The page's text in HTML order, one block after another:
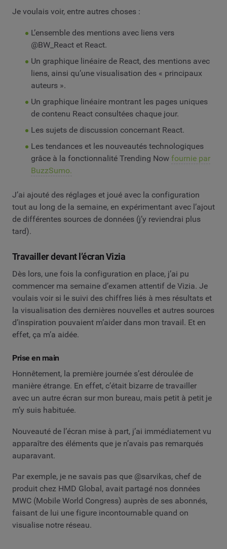
Je voulais voir, entre autres choses :
L’ensemble des mentions avec liens vers
@BW_React et React.
Un graphique linéaire de React, des mentions avec
liens, ainsi qu’une visualisation des « principaux
auteurs ».
Un graphique linéaire montrant les pages uniques
de contenu React consultées chaque jour.
Les sujets de discussion concernant React.
Les tendances et les nouveautés technologiques
grâce à la fonctionnalité Trending Now fournie par
BuzzSumo.
J’ai ajouté des réglages et joué avec la configuration
tout au long de la semaine, en expérimentant avec l’ajout
de différentes sources de données (j’y reviendrai plus
tard).
Travailler devant l’écran Vizia
Dès lors, une fois la configuration en place, j’ai pu
commencer ma semaine d’examen attentif de Vizia. Je
voulais voir si le suivi des chiffres liés à mes résultats et
la visualisation des dernières nouvelles et autres sources
d’inspiration pouvaient m’aider dans mon travail. Et en
effet, ça m’a aidée.
Prise en main
Honnêtement, la première journée s’est déroulée de
manière étrange. En effet, c’était bizarre de travailler
avec un autre écran sur mon bureau, mais petit à petit je
m’y suis habituée.
Nouveauté de l’écran mise à part, j’ai immédiatement vu
apparaître des éléments que je n’avais pas remarqués
auparavant.
Par exemple, je ne savais pas que @sarvikas, chef de
produit chez HMD Global, avait partagé nos données
MWC (Mobile World Congress) auprès de ses abonnés,
faisant de lui une figure incontournable quand on
visualise notre réseau.